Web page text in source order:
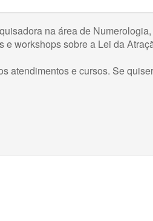
na área de
workshops sobre a Lei da
atendimentos e cursos. Se